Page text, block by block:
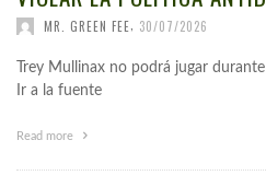
MR. GREEN FEE 30/07/2026
Trey Mullinax no podrá jugar
Ir a la fuente
Read more